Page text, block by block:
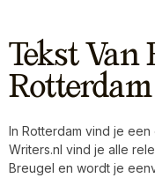
Tekst Van
Rotterdam
In Rotterdam vind je
Writers.nl vind je alle
Breugel en wordt je